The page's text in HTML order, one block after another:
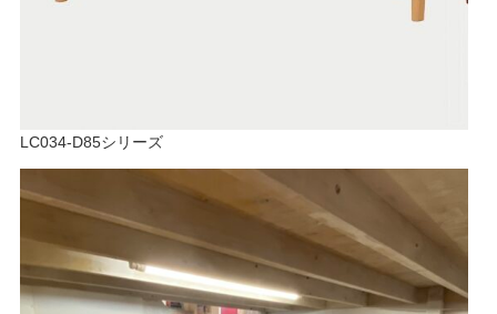
LC034-D85シリーズ